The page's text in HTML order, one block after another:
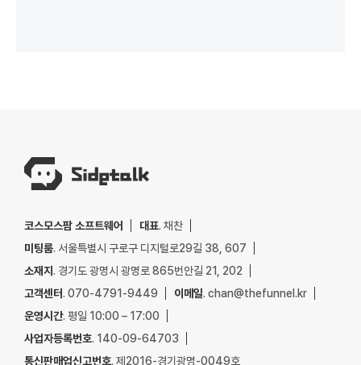
코스모스팜 소프트웨어 대표. 채찬
미팅룸. 서울특별시 구로구 디지털로29길 38, 607
소재지. 경기도 광명시 광명로 865번안길 21, 202
고객센터. 070-4791-9449 이메일. chan@thefunnel.kr
운영시간. 평일 10:00 – 17:00
사업자등록번호. 140-09-64703
통신판매업신고번호. 제2016-경기광명-0049호